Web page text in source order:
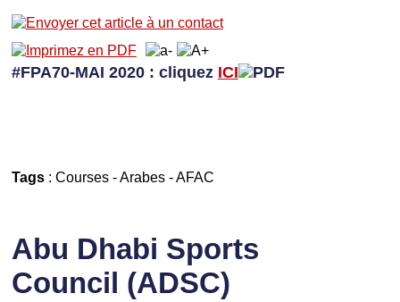
#FPA70-MAI 2020 : cliquez ICI
Tags: Courses-Arabes-AFAC
Abu Dhabi Sports
Council (ADSC)